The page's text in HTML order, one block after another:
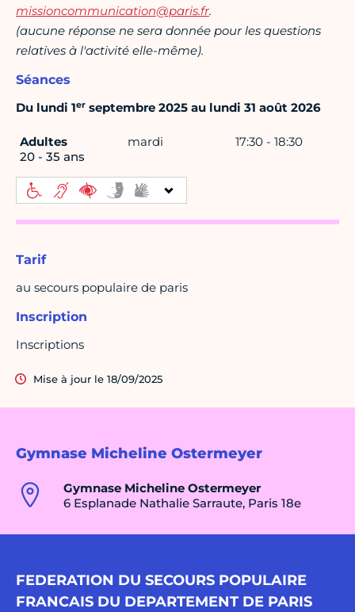
Gymnase Micheline Ostermeyer
Gymnase Micheline Ostermeyer
6 Esplanade Nathalie Sarraute, Paris 18e
FEDERATION DU SECOURS POPULAIRE
FRANCAIS DU DEPARTEMENT DE PARIS
missioncommunication@paris.fr.
(aucune réponse ne sera donnée pour les questions
relatives à l'activité elle-même).
Séances
Du lundi 1er septembre 2025 au lundi 31 août 2026
Adultes
20 - 35 ans
mardi 17:30 - 18:30
Tarif
au secours populaire de paris
Inscription
Inscriptions
Mise à jour le 18/09/2025